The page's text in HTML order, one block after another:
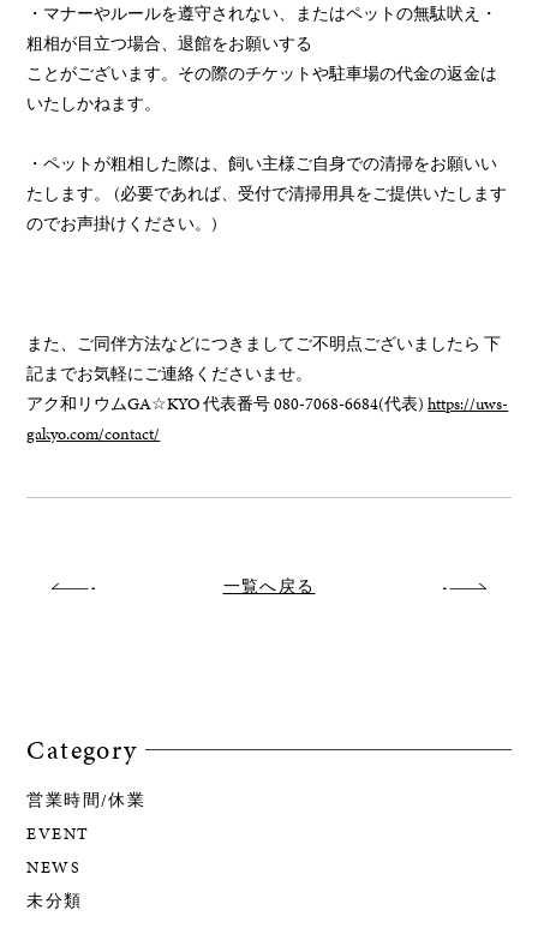
・マナーやルールを遵守されない、またはペットの無駄吠え・
粗相が目立つ場合、退館をお願いする
ことがございます。その際のチケットや駐車場の代金の返金は
いたしかねます。
・ペットが粗相した際は、飼い主様ご自身での清掃をお願いい
たします。 (必要であれば、受付で清掃用具をご提供いたします
のでお声掛けください。)
また、ご同伴方法などにつきましてご不明点ございましたら 下
記までお気軽にご連絡くださいませ。
アク和リウムGA☆KYO 代表番号 080-7068-6684(代表)https://uws-
gakyo.com/contact/
一覧へ戻る
Category
営業時間/休業
EVENT
NEWS
未分類